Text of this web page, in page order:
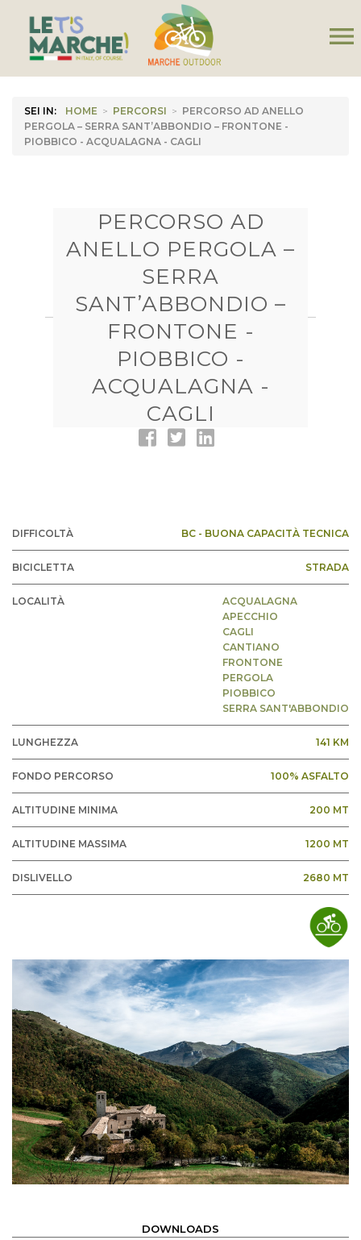
menu
SEI IN: HOME > PERCORSI > PERCORSO AD ANELLO
PERGOLA – SERRA SANT’ABBONDIO – FRONTONE -
PIOBBICO - ACQUALAGNA - CAGLI
PERCORSO AD
ANELLO PERGOLA –
SERRA
SANT’ABBONDIO –
FRONTONE -
PIOBBICO -
ACQUALAGNA -
CAGLI
DIFFICOLTÀ BC - BUONA CAPACITÀ TECNICA
BICICLETTA STRADA
LOCALITÀ
ACQUALAGNA
APECCHIO
CAGLI
CANTIANO
FRONTONE
PERGOLA
PIOBBICO
SERRA SANT'ABBONDIO
LUNGHEZZA 141 KM
FONDO PERCORSO 100% ASFALTO
ALTITUDINE MINIMA 200 MT
ALTITUDINE MASSIMA 1200 MT
DISLIVELLO 2680 MT
DOWNLOADS